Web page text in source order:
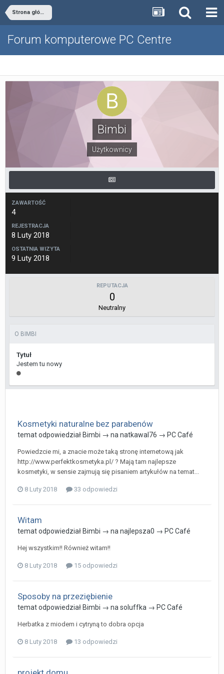
Strona główna
Forum komputerowe PC Centre
Bimbi
Użytkownicy
ZAWARTOŚĆ
4
REJESTRACJA
8 Luty 2018
OSTATNIA WIZYTA
9 Luty 2018
REPUTACJA
0
Neutralny
O BIMBI
Tytuł
Jestem tu nowy
Kosmetyki naturalne bez parabenów
temat odpowiedział Bimbi → na natkawal76 → PC Café
Powiedzcie mi, a znacie może taką stronę internetową jak
http://www.perfektkosmetyka.pl/ ? Mają tam najlepsze
kosmetyki, w sensie zajmują się pisaniem artykułów na temat...
8 Luty 2018 33 odpowiedzi
Witam
temat odpowiedział Bimbi → na najlepsza0 → PC Café
Hej wszystkim!! Również witam!!
8 Luty 2018 15 odpowiedzi
Sposoby na przeziębienie
temat odpowiedział Bimbi → na soluffka → PC Café
Herbatka z miodem i cytryną to dobra opcja
8 Luty 2018 13 odpowiedzi